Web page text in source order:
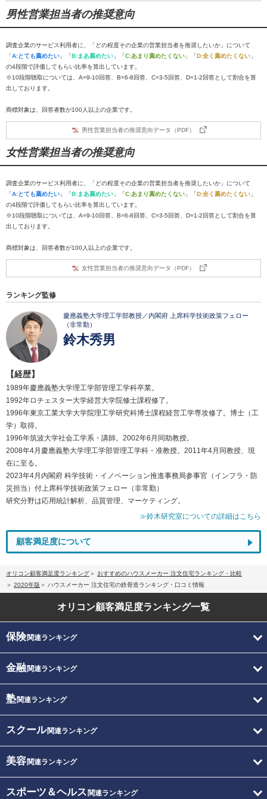
男性営業担当者の推奨意向
調査企業のサービス利用者に、「どの程度その企業の営業担当者を推奨したいか」について
「A:とても薦めたい 」「B:まあ薦めたい 」「C:あまり薦めたくない 」「D:全く薦めたくない 」
の4段階で評価してもらい比率を算出しています。
※10段階聴取については、A=9-10回答、B=6-8回答、C=3-5回答、D=1-2回答として割合を算
出しております。
商標対象は、回答者数が100人以上の企業です。
男性営業担当者の推奨意向データ（PDF）
女性営業担当者の推奨意向
調査企業のサービス利用者に、「どの程度その企業の営業担当者を推奨したいか」について
「A:とても薦めたい 」「B:まあ薦めたい 」「C:あまり薦めたくない 」「D:全く薦めたくない 」
の4段階で評価してもらい比率を算出しています。
※10段階聴取については、A=9-10回答、B=6-8回答、C=3-5回答、D=1-2回答として割合を算
出しております。
商標対象は、回答者数が100人以上の企業です。
女性営業担当者の推奨意向データ（PDF）
ランキング監修
慶應義塾大学理工学部教授／内閣府 上席科学技術政策フェロー
（非常勤）
鈴木秀男
【経歴】
1989年慶應義塾大学理工学部管理工学科卒業。
1992年ロチェスター大学経営大学院修士課程修了。
1996年東京工業大学大学院理工学研究科博士課程経営工学専攻修了。博士（工
学）取得。
1996年筑波大学社会工学系・講師。2002年6月同助教授。
2008年4月慶應義塾大学理工学部管理工学科・准教授。2011年4月同教授、現
在に至る。
2023年4月内閣府 科学技術・イノベーション推進事務局参事官（インフラ・防
災担当）付上席科学技術政策フェロー（非常勤）
研究分野は応用統計解析、品質管理、マーケティング。
≫鈴木研究室についての詳細はこちら
顧客満足度について
オリコン顧客満足度ランキング
おすすめのハウスメーカー 注文住宅ランキング・比較
2020年版
ハウスメーカー 注文住宅の鉄骨造ランキング・口コミ情報
オリコン顧客満足度ランキング一覧
保険関連ランキング
金融関連ランキング
塾関連ランキング
スクール関連ランキング
美容関連ランキング
スポーツ＆ヘルス 関連ランキング